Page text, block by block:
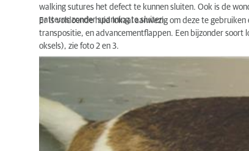
walking sutures het defect te kunnen sluiten. Ook is de
patterns zonder spanning te sluiten.
Er is voldoende huid lokaal aanwezig om deze te
transpositie, en advancementflappen. Een bijzonder soort
oksels), zie foto 2 en 3.